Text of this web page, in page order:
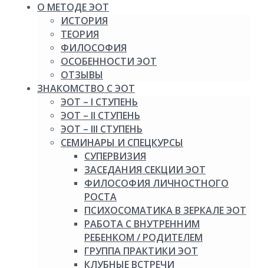
О МЕТОДЕ ЭОТ
ИСТОРИЯ
ТЕОРИЯ
ФИЛОСОФИЯ
ОСОБЕННОСТИ ЭОТ
ОТЗЫВЫ
ЗНАКОМСТВО С ЭОТ
ЭОТ – I СТУПЕНЬ
ЭОТ – II СТУПЕНЬ
ЭОТ – III СТУПЕНЬ
СЕМИНАРЫ И СПЕЦКУРСЫ
СУПЕРВИЗИЯ
ЗАСЕДАНИЯ СЕКЦИИ ЭОТ
ФИЛОСОФИЯ ЛИЧНОСТНОГО
РОСТА
ПСИХОСОМАТИКА В ЗЕРКАЛЕ ЭОТ
РАБОТА С ВНУТРЕННИМ
РЕБЕНКОМ / РОДИТЕЛЕМ
ГРУППА ПРАКТИКИ ЭОТ
КЛУБНЫЕ ВСТРЕЧИ